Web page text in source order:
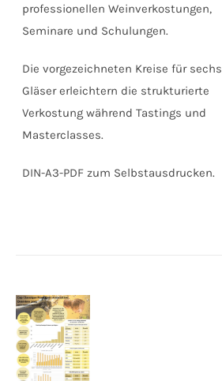
professionellen Weinverkostungen,
Seminare und Schulungen.
Die vorgezeichneten Kreise für sechs
Gläser erleichtern die strukturierte
Verkostung während Tastings und
Masterclasses.
DIN-A3-PDF zum Selbstausdrucken.